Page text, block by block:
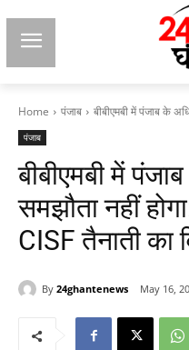
Home पंजाब बीबीएमबी में पंजाब के
पंजाब
बीबीएमबी में
समझौता नहीं
CISF तैनाती का
By 24ghantenews May 16,